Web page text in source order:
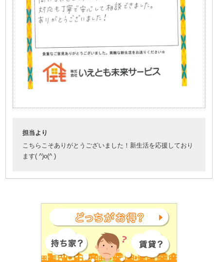
担当より
こちらこそありがとうございました！新生活を応援しており
ます( ^)o(^ )